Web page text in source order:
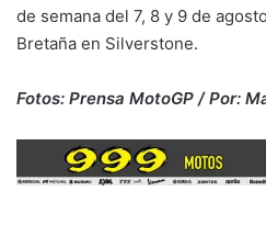
de semana del 7, 8 y 9 de
Bretaña en Silverstone.
Fotos: Prensa MotoGP / Por: